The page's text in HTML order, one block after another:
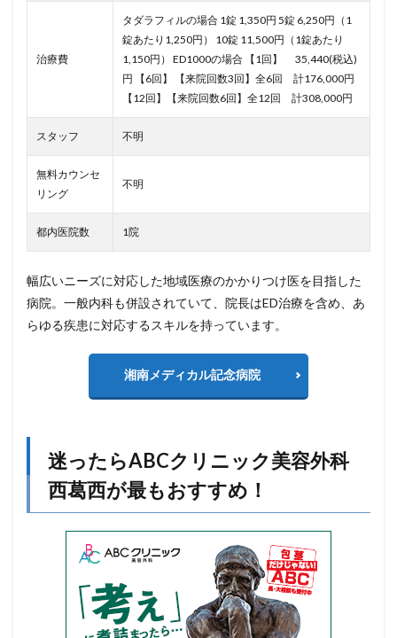
治療費
タダラフィルの場合 1錠 1,350円 5錠 6,250円（1
錠あたり1,250円） 10錠 11,500円（1錠あたり
1,150円） ED1000の場合
【1回】 35,440(税込)
円
【6回】 【来院回数3回】全6回 計176,000円
【12回】【来院回数6回】全12回 計308,000円
スタッフ 不明
無料カウンセ
リング
不明
都内医院数 1院
幅広いニーズに対応した地域医療のかかりつけ医を目指した
病院。一般内科も併設されていて、院長はED治療を含め、あ
らゆる疾患に対応するスキルを持っています。
湘南メディカル記念病院
迷ったらABCクリニック美容外科
西葛西が最もおすすめ！